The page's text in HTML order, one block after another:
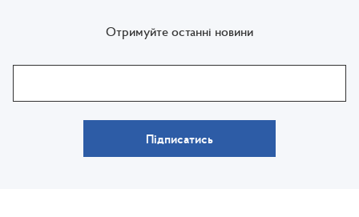
Отримуйте останні новини
Підписатись